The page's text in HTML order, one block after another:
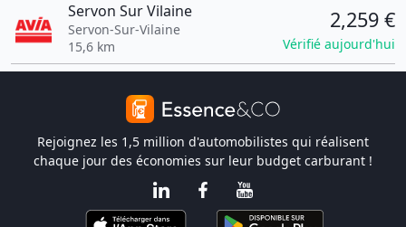
Servon Sur Vilaine
Servon-Sur-Vilaine
15,6 km
2,259 €
Vérifié aujourd'hui
Rejoignez les 1,5 million d'automobilistes qui réalisent
chaque jour des économies sur leur budget carburant !